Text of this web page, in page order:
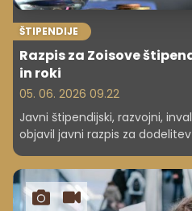
ŠTIPENDIJE
Razpis za Zoisove
in roki
05. 06. 2026 09.22
Javni štipendijski, razvojni,
objavil javni razpis za
oddaji vlog za nadaljnje
Rok za oddajo vlog za
september, za študente 30.